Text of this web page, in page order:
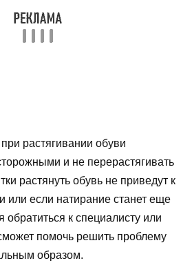
растягивании обуви
и не перерастягивать
растянуть обувь не приведут к
или если натирание станет еще
обратиться к специалисту или
помочь решить проблему
образом.